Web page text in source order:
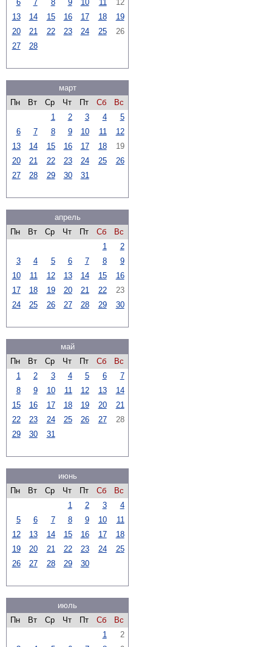
6 7 8 9 10 11
12
13
14 15 16 17 18
19
20
21 22 23 24 25
26
27
28
март
Пн
Вт Ср Чт Пт Сб
Вс
1
2 3 4
5
6
7 8 9 10 11
12
13
14 15 16 17 18
19
20
21 22 23 24 25
26
27
28 29 30 31
апрель
Пн
Вт Ср Чт Пт Сб
Вс
1
2
3
4 5 6 7 8
9
10
11 12 13 14 15
16
17
18 19 20 21 22
23
24
25 26 27 28 29 30
май
Пн
Вт Ср Чт Пт Сб
Вс
1
2 3 4 5 6
7
8
9 10 11 12 13
14
15
16 17 18 19 20
21
22
23 24 25 26 27
28
29
30 31
июнь
Пн
Вт Ср Чт Пт Сб
Вс
1
2 3
4
5
6 7 8 9 10
11
12
13 14 15 16 17
18
19
20 21 22 23 24
25
26
27 28 29 30
июль
Пн
Вт Ср Чт Пт Сб
Вс
1
2